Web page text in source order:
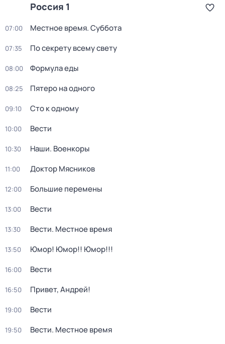
Россия 1
07:00 Местное время. Суббота
07:35 По секрету всему свету
08:00 Формула еды
08:25 Пятеро на одного
09:10 Сто к одному
10:00 Вести
10:30 Наши. Военкоры
11:00 Доктор Мясников
12:00 Большие перемены
13:00 Вести
13:30 Вести. Местное время
13:50 Юмор! Юмор!! Юмор!!!
16:00 Вести
16:50 Привет, Андрей!
19:00 Вести
19:50 Вести. Местное время